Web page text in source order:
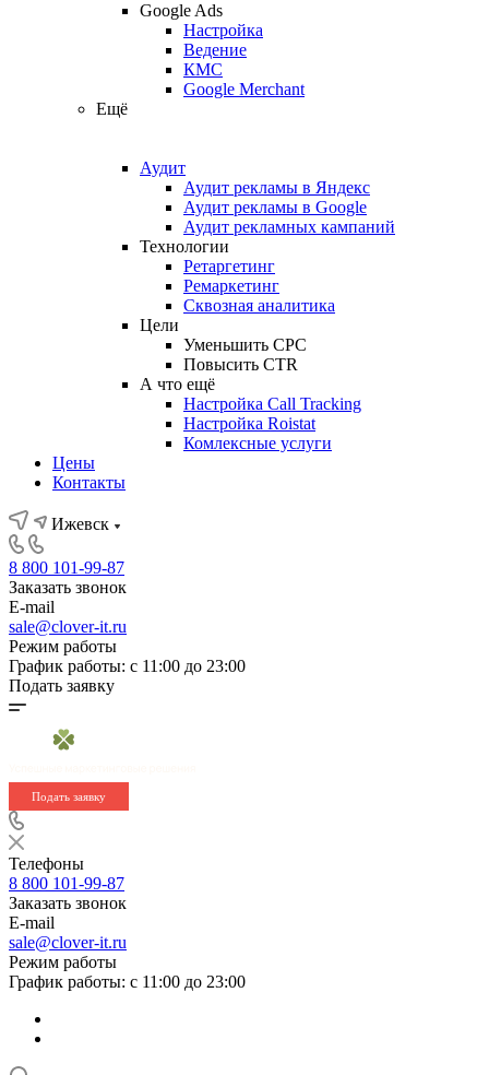
Google Ads
Настройка
Ведение
КМС
Google Merchant
Ещё
Аудит
Аудит рекламы в Яндекс
Аудит рекламы в Google
Аудит рекламных кампаний
Технологии
Ретаргетинг
Ремаркетинг
Сквозная аналитика
Цели
Уменьшить CPC
Повысить CTR
А что ещё
Настройка Call Tracking
Настройка Roistat
Комлексные услуги
Цены
Контакты
Ижевск
8 800 101-99-87
Заказать звонок
E-mail
sale@clover-it.ru
Режим работы
График работы: с 11:00 до 23:00
Подать заявку
Подать заявку
Телефоны
8 800 101-99-87
Заказать звонок
E-mail
sale@clover-it.ru
Режим работы
График работы: с 11:00 до 23:00